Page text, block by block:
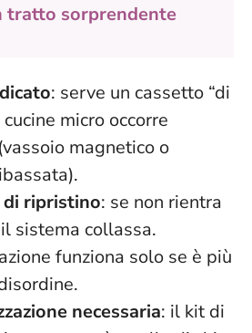
tratto sorprendente
: serve un cassetto “di
micro occorre
magnetico o
di ripristino: se non rientra
sistema collassa.
funziona solo se è più
.
necessaria: il kit di